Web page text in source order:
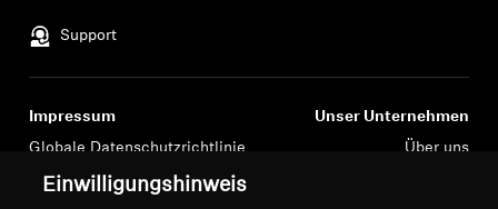
AMBEO Soundbars und Subs
AMBEO Ersatzteile & Zubehör
Support
Impressum
Globale Datenschutzrichtlinie
Allgemeine
Unser Unternehmen
Über uns
Einwilligungshinweis
Melden Sie sich bei Ihrem Konto an, um
Produkte zu Ihrer Wunschliste hinzuzufügen und
Ihre zuvor gespeicherten Artikel anzuzeigen.